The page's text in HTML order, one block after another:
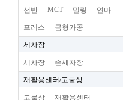
선반 MCT 밀링 연마
프레스 금형가공
세차장
세차장 손세차장
재활용센터/고물상
고물상 재활용센터